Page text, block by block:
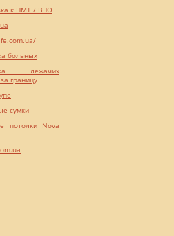
к НМТ / ВНО
больных
лежачих
границу
сумки
потолки Nova